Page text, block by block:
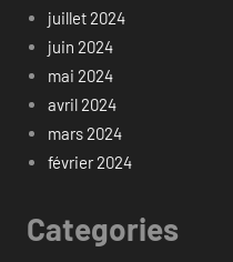
juillet 2024
juin 2024
mai 2024
avril 2024
mars 2024
février 2024
Categories